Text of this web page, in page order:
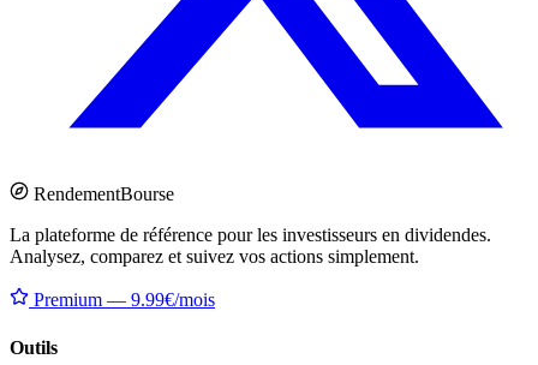
RendementBourse
La plateforme de référence pour les investisseurs en dividendes.
Analysez, comparez et suivez vos actions simplement.
Premium — 9.99€/mois
Outils